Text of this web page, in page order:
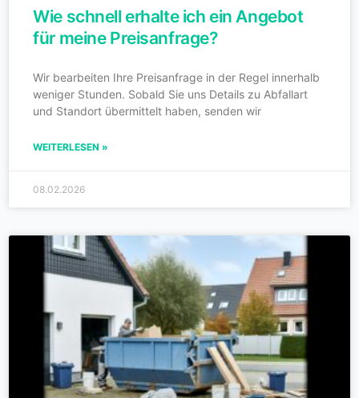
Wie schnell erhalte ich ein Angebot
für meine Preisanfrage?
Wir bearbeiten Ihre Preisanfrage in der Regel innerhalb
weniger Stunden. Sobald Sie uns Details zu Abfallart
und Standort übermittelt haben, senden wir
WEITERLESEN »
08.02.2026